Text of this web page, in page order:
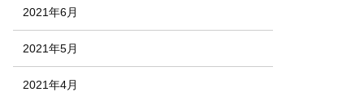
2021年6月
2021年5月
2021年4月